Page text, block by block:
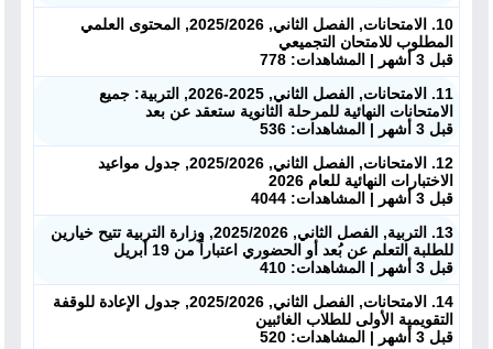
ملفات اليوم
ابحث عن مدرس
10. الامتحانات, الفصل الثاني, 2025/2026, المحتوى العلمي
المطلوب للامتحان التجميعي
قبل 3 أشهر | المشاهدات: 778
11. الامتحانات, الفصل الثاني, 2025-2026, التربية: جميع
الامتحانات النهائية للمرحلة الثانوية ستعقد عن بعد
قبل 3 أشهر | المشاهدات: 536
12. الامتحانات, الفصل الثاني, 2025/2026, جدول مواعيد
الاختبارات النهائية للعام 2026
قبل 3 أشهر | المشاهدات: 4044
13. التربية, الفصل الثاني, 2025/2026, وزارة التربية تتيح خيارين
للطلبة التعلم عن بُعد أو الحضوري اعتباراً من 19 أبريل
قبل 3 أشهر | المشاهدات: 410
14. الامتحانات, الفصل الثاني, 2025/2026, جدول الإعادة للوقفة
التقويمية الأولى للطلاب الغائبين
قبل 3 أشهر | المشاهدات: 520